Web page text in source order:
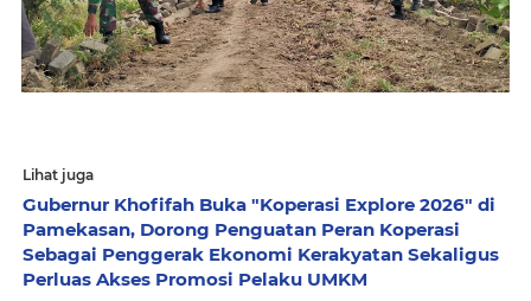
Lihat juga
Gubernur Khofifah Buka "Koperasi Explore 2026" di
Pamekasan, Dorong Penguatan Peran Koperasi
Sebagai Penggerak Ekonomi Kerakyatan Sekaligus
Perluas Akses Promosi Pelaku UMKM